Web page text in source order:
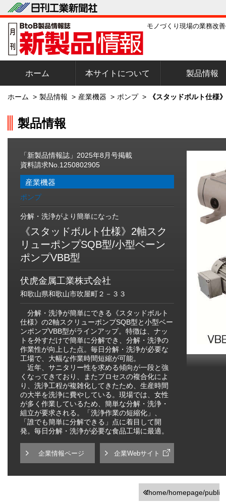
モノづくり現場の業務改
ホーム 本サイトについて 製品情報
ホーム > 製品情報 > 産業機器 > ポンプ > 《スタッドボルト仕様
製品情報
「新製品情報誌」2025年8月号掲載
資料請求No.1250802905
産業機器
ポンプ
分解・洗浄がより簡単になった
《スタッドボルト仕様》2軸スク
リューポンプSQB型/小型ベーン
ポンプVBB型
伏虎金属工業株式会社
和歌山県和歌山市吹屋町２－３３
分解・洗浄が簡単にできる《スタッドボルト
仕様》の2軸スクリューポンプSQB型と小型ベー
ンポンプVBB型がラインアップ。特徴は、ナッ
トを外すだけで簡単に分解でき、分解・洗浄の
作業性が向上した点。毎日分解・洗浄が必要な
工場で、大幅な作業時間短縮が可能。
近年、サニタリー性を求める傾向が一段と強
くなってきており、またプロセスの複合化によ
り、洗浄工程が複雑化してきたため、生産時間
の大半を洗浄に費やしている。現場では、女性
が多く作業しているため、簡単な分解・洗浄・
組立が要求される。「洗浄作業の短縮化」、
「誰でも簡単に分解できる」点に着目して開
発。毎日分解・洗浄が必要な食品工場に最適。
企業情報ページ 企業Webサイト
/home/homepage/